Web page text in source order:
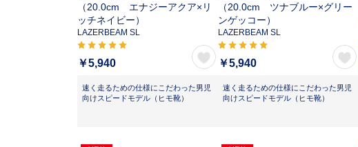
（20.0cm エナジーアクア×リ
ッチネイビー）
LAZERBEAM SL
￥5,940
速く走るための仕様にこだわった男児
向けスピードモデル（ヒモ靴）
（20.0cm ツナブルー×グリー
ンゲッコー）
LAZERBEAM SL
￥5,940
速く走るための仕様にこだわった男児
向けスピードモデル（ヒモ靴）